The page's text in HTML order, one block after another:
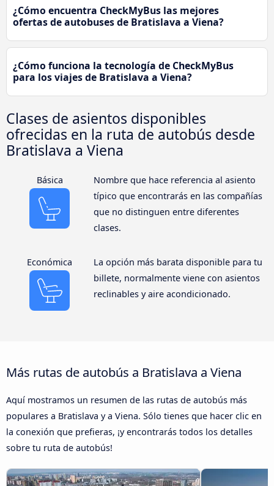
¿Cómo encuentra CheckMyBus las mejores
ofertas de autobuses de Bratislava a Viena?
¿Cómo funciona la tecnología de CheckMyBus
para los viajes de Bratislava a Viena?
Clases de asientos disponibles
ofrecidas en la ruta de autobús desde
Bratislava a Viena
Básica
Nombre que hace referencia al asiento
típico que encontrarás en las compañías
que no distinguen entre diferentes
clases.
Económica
La opción más barata disponible para tu
billete, normalmente viene con asientos
reclinables y aire acondicionado.
Más rutas de autobús a Bratislava a Viena
Aquí mostramos un resumen de las rutas de autobús más
populares a Bratislava y a Viena. Sólo tienes que hacer clic en
la conexión que prefieras, ¡y encontrarás todos los detalles
sobre tu ruta de autobús!